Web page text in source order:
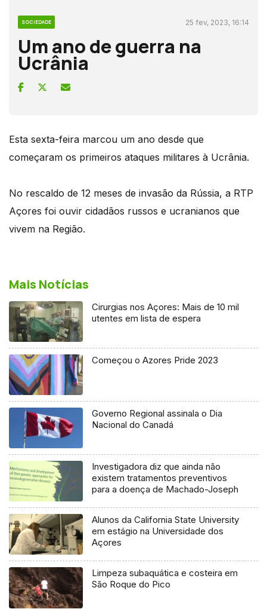
SOCIEDADE 25 fev, 2023, 16:14
Um ano de guerra na
Ucrânia
Esta sexta-feira marcou um ano desde que
começaram os primeiros ataques militares à Ucrânia.
No rescaldo de 12 meses de invasão da Rússia, a RTP
Açores foi ouvir cidadãos russos e ucranianos que
vivem na Região.
Mais Notícias
Cirurgias nos Açores: Mais de 10 mil
utentes em lista de espera
Começou o Azores Pride 2023
Governo Regional assinala o Dia
Nacional do Canadá
Investigadora diz que ainda não
existem tratamentos preventivos
para a doença de Machado-Joseph
Alunos da California State University
em estágio na Universidade dos
Açores
Limpeza subaquática e costeira em
São Roque do Pico